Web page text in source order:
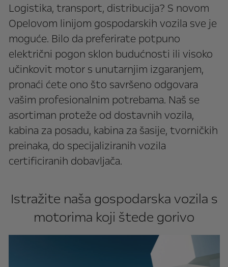
Logistika, transport, distribucija? S novom
Opelovom linijom gospodarskih vozila sve je
moguće. Bilo da preferirate potpuno
električni pogon sklon budućnosti ili visoko
učinkovit motor s unutarnjim izgaranjem,
pronaći ćete ono što savršeno odgovara
vašim profesionalnim potrebama. Naš se
asortiman proteže od dostavnih vozila,
kabina za posadu, kabina za šasije, tvorničkih
preinaka, do specijaliziranih vozila
certificiranih dobavljača.
Istražite naša gospodarska vozila s
motorima koji štede gorivo